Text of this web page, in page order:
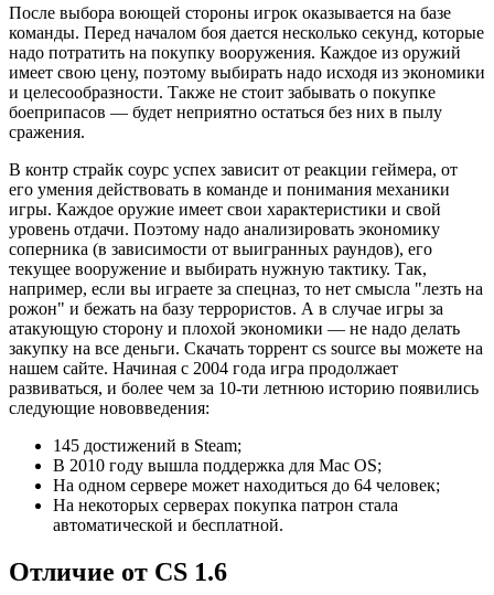
После выбора воющей стороны игрок оказывается на базе
команды. Перед началом боя дается несколько секунд, которые
надо потратить на покупку вооружения. Каждое из оружий
имеет свою цену, поэтому выбирать надо исходя из экономики
и целесообразности. Также не стоит забывать о покупке
боеприпасов — будет неприятно остаться без них в пылу
сражения.
В контр страйк соурс успех зависит от реакции геймера, от
его умения действовать в команде и понимания механики
игры. Каждое оружие имеет свои характеристики и свой
уровень отдачи. Поэтому надо анализировать экономику
соперника (в зависимости от выигранных раундов), его
текущее вооружение и выбирать нужную тактику. Так,
например, если вы играете за спецназ, то нет смысла "лезть на
рожон" и бежать на базу террористов. А в случае игры за
атакующую сторону и плохой экономики — не надо делать
закупку на все деньги. Скачать торрент cs source вы можете на
нашем сайте. Начиная с 2004 года игра продолжает
развиваться, и более чем за 10-ти летнюю историю появились
следующие нововведения:
145 достижений в Steam;
В 2010 году вышла поддержка для Mac OS;
На одном сервере может находиться до 64 человек;
На некоторых серверах покупка патрон стала
автоматической и бесплатной.
Отличие от CS 1.6